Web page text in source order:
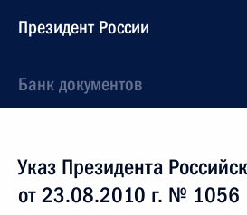
Президент России
Банк документов
Указ Президента
от 23.08.2010 г. № 1056